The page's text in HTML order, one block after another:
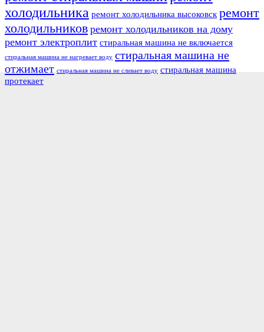
холодильника ремонт холодильника высоковск ремонт
холодильников ремонт холодильников на дому
ремонт электроплит стиральная машина не включается
стиральная машина не нагревает воду стиральная машина не
отжимает стиральная машина не сливает воду стиральная машина
протекает